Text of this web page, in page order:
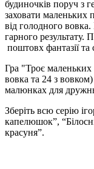
будиночків поруч з
заховати маленьких
від голодного
гарного результату.
поштовх фантазії та
Гра "Троє маленьких
вовка та 24 з
малюнках для
Зберіть всю серію
капелюшок”,
красуня”.